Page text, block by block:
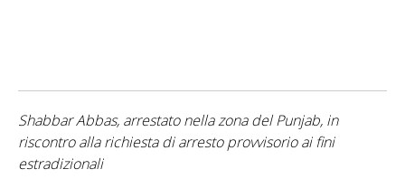
Shabbar Abbas, arrestato nella zona del Punjab, in
riscontro alla richiesta di arresto provvisorio ai fini
estradizionali